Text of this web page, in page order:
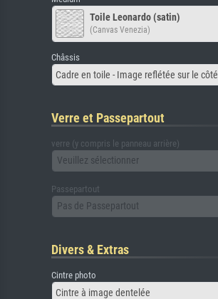
Toile Leonardo (satin)
(Canvas Venezia)
Châssis
Cadre en toile - Image reflétée sur le côté
Verre et Passepartout
verre (y compris le panneau arrière)
Veuillez sélectionner
Passepartout
Pas de Passepartout
Divers & Extras
Cintre photo
Cintre à image dentelée